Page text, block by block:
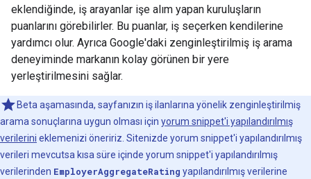
eklendiğinde, iş arayanlar işe alım yapan kuruluşların
puanlarını görebilirler. Bu puanlar, iş seçerken kendilerine
yardımcı olur. Ayrıca Google'daki zenginleştirilmiş iş arama
deneyiminde markanın kolay görünen bir yere
yerleştirilmesini sağlar.
Beta aşamasında, sayfanızın iş ilanlarına yönelik zenginleştirilmiş
arama sonuçlarına uygun olması için yorum snippet'i yapılandırılmış
verilerini eklemenizi öneririz. Sitenizde yorum snippet'i yapılandırılmış
verileri mevcutsa kısa süre içinde yorum snippet'i yapılandırılmış
verilerinden EmployerAggregateRating yapılandırılmış verilerine